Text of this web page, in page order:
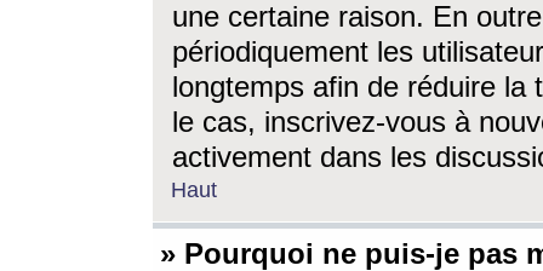
une certaine raison. En
périodiquement les
longtemps afin de réduire la
le cas, inscrivez-vous à
activement dans les
Haut
» Pourquoi ne puis-je pas